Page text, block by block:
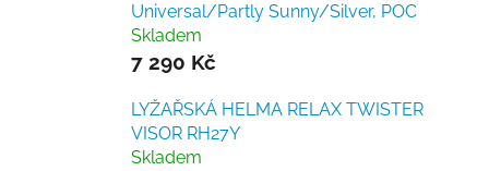
Universal/Partly Sunny/Silver, POC
Skladem
7 290 Kč
LYŽAŘSKÁ HELMA RELAX TWISTER
VISOR RH27Y
Skladem